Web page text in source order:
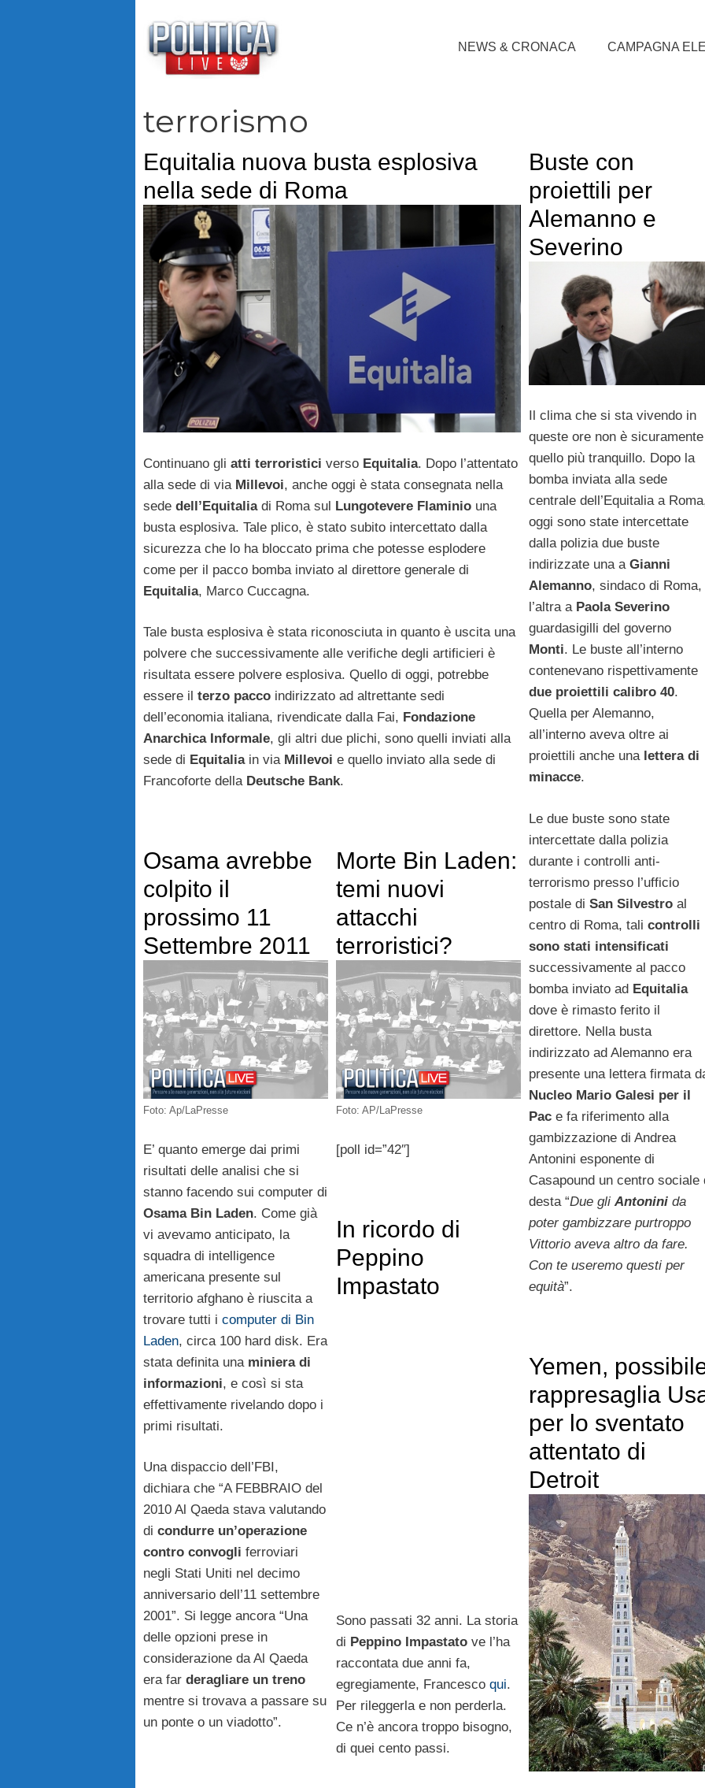
NEWS & CRONACA CAMPAGNA
terrorismo
Equitalia nuova busta esplosiva
nella sede di Roma
Continuano gli atti terroristici verso Equitalia. Dopo l’attentato
alla sede di via Millevoi, anche oggi è stata consegnata nella
sede dell’Equitaliadi Roma sul Lungotevere Flaminio una
busta esplosiva. Tale plico, è stato subito intercettato dalla
sicurezza che lo ha bloccato prima che potesse esplodere
come per il pacco bomba inviato al direttore generale di
Equitalia, Marco Cuccagna.
Tale busta esplosiva è stata riconosciuta in quanto è uscita una
polvere che successivamente alle verifiche degli artificieri è
risultata essere polvere esplosiva. Quello di oggi, potrebbe
essere il terzo pacco indirizzato ad altrettante sedi
dell’economia italiana, rivendicate dalla Fai, Fondazione
Anarchica Informale, gli altri due plichi, sono quelli inviati alla
sede di Equitaliain via Millevoi e quello inviato alla sede di
Francoforte della Deutsche Bank.
Buste con
proiettili per
Alemanno e
Severino
Il clima che si sta vivendo in
queste ore non è sicuramente
quello più tranquillo. Dopo la
bomba inviata alla sede
centrale dell’Equitalia a
oggi sono state intercettate
dalla polizia due buste
indirizzate una a Gianni
Alemanno, sindaco di Roma,
l’altra a Paola Severino
guardasigilli del governo
Monti. Le buste all’interno
contenevano rispettivamente
due proiettili calibro 40.
Quella per Alemanno,
all’interno aveva oltre ai
proiettili anche una lettera di
minacce.
Le due buste sono state
intercettate dalla polizia
durante i controlli anti-
terrorismo presso l’ufficio
postale di San Silvestroal
centro di Roma, tali controlli
sono stati intensificati
successivamente al pacco
bomba inviato ad Equitalia
dove è rimasto ferito il
direttore. Nella busta
indirizzato ad Alemanno era
presente una lettera firmata
Nucleo Mario Galesi per il
Pace fa riferimento alla
gambizzazione di Andrea
Antonini esponente di
Casapound un centro sociale
desta “Due gli Antoninida
poter gambizzare purtroppo
Vittorio aveva altro da fare.
Con te useremo questi per
equità”.
Osama avrebbe
colpito il
prossimo 11
Settembre 2011
Foto: Ap/LaPresse
E’ quanto emerge dai primi
risultati delle analisi che si
stanno facendo sui computer di
Osama Bin Laden. Come già
vi avevamo anticipato, la
squadra di intelligence
americana presente sul
territorio afghano è riuscita a
trovare tutti i computer di Bin
Laden, circa 100 hard disk. Era
stata definita una miniera di
informazioni, e così si sta
effettivamente rivelando dopo i
primi risultati.
Una dispaccio dell’FBI,
dichiara che “A FEBBRAIO del
2010 Al Qaeda stava valutando
di condurre un’operazione
contro convogli ferroviari
negli Stati Uniti nel decimo
anniversario dell’11 settembre
2001”. Si legge ancora “Una
delle opzioni prese in
considerazione da Al Qaeda
era far deragliare un treno
mentre si trovava a passare su
un ponte o un viadotto”.
Morte Bin Laden:
temi nuovi
attacchi
terroristici?
Foto: AP/LaPresse
[poll id=”42″]
In ricordo di
Peppino
Impastato
Sono passati 32 anni. La storia
di Peppino Impastatove l’ha
raccontata due anni fa,
egregiamente, Francesco qui.
Per rileggerla e non perderla.
Ce n’è ancora troppo bisogno,
di quei cento passi.
Yemen,
rappresaglia
per lo sventato
attentato di
Detroit